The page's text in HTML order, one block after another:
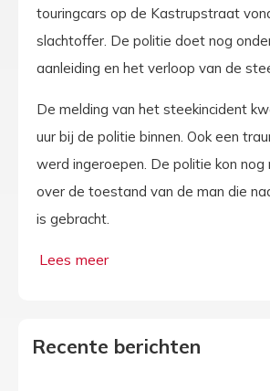
touringcars op de Kastrupstraat
slachtoffer. De politie doet nog
aanleiding en het verloop van de
De melding van het steekincident
uur bij de politie binnen. Ook een
werd ingeroepen. De politie kon nog
over de toestand van de man die
is gebracht.
Recente berichten